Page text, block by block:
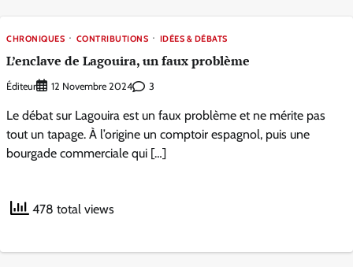
CHRONIQUES CONTRIBUTIONS IDÉES & DÉBATS
L’enclave de Lagouira, un faux problème
Éditeur 12 Novembre 2024 3
Le débat sur Lagouira est un faux problème et ne mérite pas
tout un tapage. À l’origine un comptoir espagnol, puis une
bourgade commerciale qui […]
478 total views